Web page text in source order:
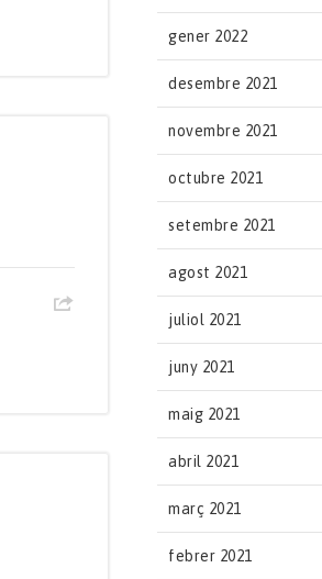
gener 2022
desembre 2021
novembre 2021
octubre 2021
setembre 2021
agost 2021
juliol 2021
juny 2021
maig 2021
abril 2021
març 2021
febrer 2021